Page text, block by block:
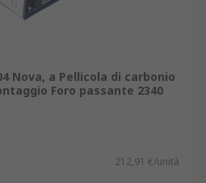
Nova, a Pellicola di carbonio
Foro passante 2340
212,91 €/unità